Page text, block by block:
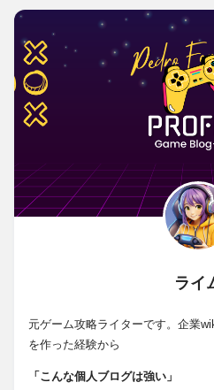
ライ
元ゲーム攻略ライターです。企業
を作った経験から
「こんな個人ブログは強い」